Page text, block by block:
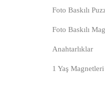
Foto Baskılı
Foto Baskılı
Anahtarlıklar
1 Yaş Magnetleri